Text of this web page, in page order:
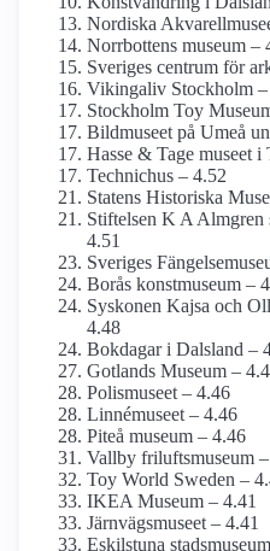
Nordiska
Norrbottens museum –
Sveriges centrum för
Vikingaliv Stockholm
Stockholm Toy
Bildmuseet på Umeå
Hasse & Tage museet
Technichus – 4.52
Statens Historiska
Stiftelsen K A Almgren
4.51
Sveriges
Borås konstmuseum –
Syskonen Kajsa och
4.48
Bokdagar i Dalsland –
Gotlands Museum –
Polismuseet – 4.46
Linnémuseet – 4.46
Piteå museum – 4.46
Vallby friluftsmuseum
Toy World Sweden –
IKEA Museum – 4.41
Järnvägs­museet – 4.41
Eskilstuna